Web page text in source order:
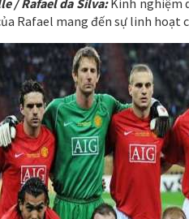
/ Rafael da Silva: Kinh nghiệm
Rafael mang đến sự linh hoạt